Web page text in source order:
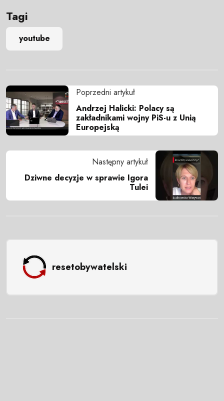
Tagi
youtube
Poprzedni artykuł
Andrzej Halicki: Polacy są
zakładnikami wojny PiS-u z Unią
Europejską
Następny artykuł
Dziwne decyzje w sprawie Igora
Tulei
resetobywatelski